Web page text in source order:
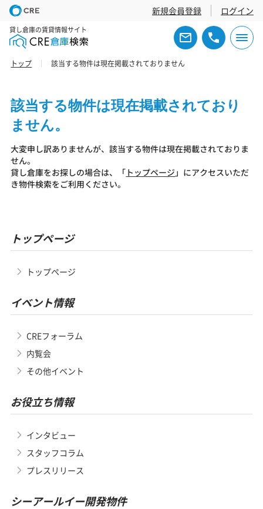
新規会員登録 ログイン
貸し倉庫の賃貸情報サイト
トップ 該当する物件は現在掲載されておりません
該当する物件は現在掲載されており
ません。
大変申し訳ありませんが、該当する物件は現在掲載されておりま
せん。
貸し倉庫をお探しの場合は、「 トップページ 」にアクセスいただ
き物件検索をご利用ください。
トップページ
トップページ
イベント情報
CREフォーラム
内覧会
その他イベント
お役立ち情報
インタビュー
スタッフコラム
プレスリリース
シーアールイー開発物件